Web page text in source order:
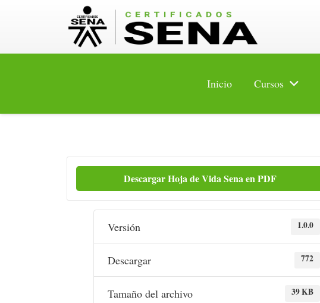
Inicio Cursos
Descargar Hoja de Vida Sena en PDF
Versión 1.0.0
Descargar 772
Tamaño del archivo 39 KB